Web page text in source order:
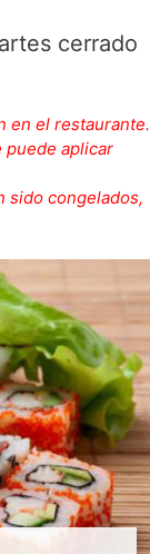
cerrado
en el restaurante.
puede aplicar
sidocongelados,